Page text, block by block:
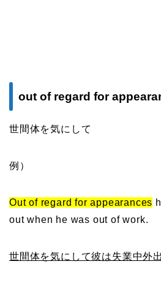
out of regard for
世間体を気にして
例）
Out of regard for appearances
out when he was out of work.
世間体を気にして彼は失業中外